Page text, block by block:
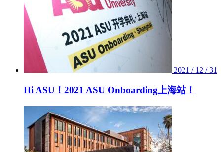
2021 / 12 / 31
Hi ASU！2021 ASU Onboarding上海站！